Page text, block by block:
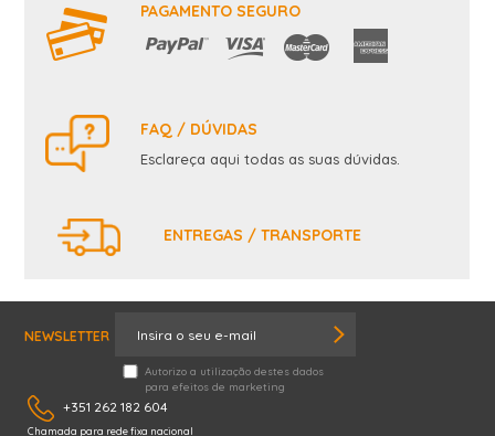
PAGAMENTO SEGURO
FAQ / DÚVIDAS
Esclareça aqui todas as suas dúvidas.
ENTREGAS / TRANSPORTE
NEWSLETTER
Autorizo a utilização destes dados
para efeitos de marketing
+351 262 182 604
Chamada para rede fixa nacional